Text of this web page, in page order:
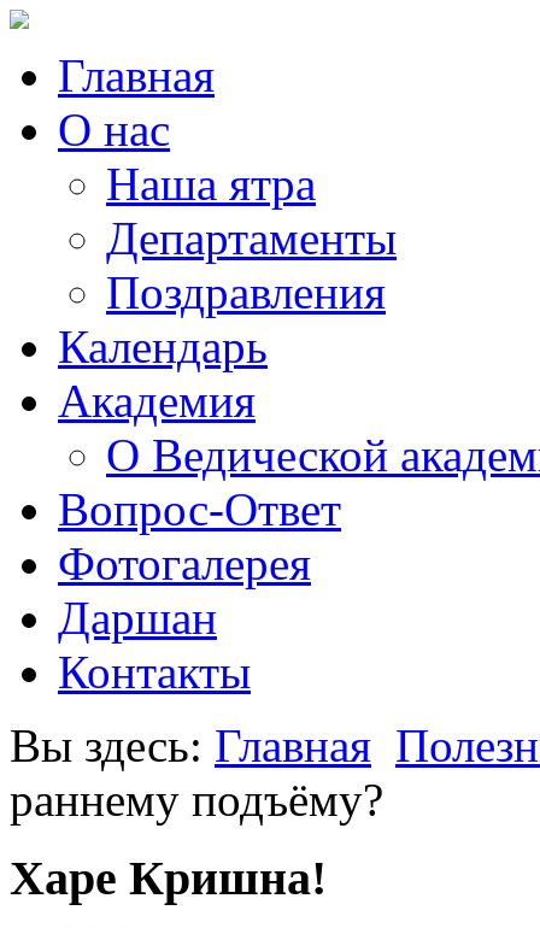
Главная
О нас
Наша ятра
Департаменты
Поздравления
Календарь
Академия
О Ведической
Вопрос-Ответ
Фотогалерея
Даршан
Контакты
Вы здесь: Главная
раннему подъёму?
Харе Кришна!